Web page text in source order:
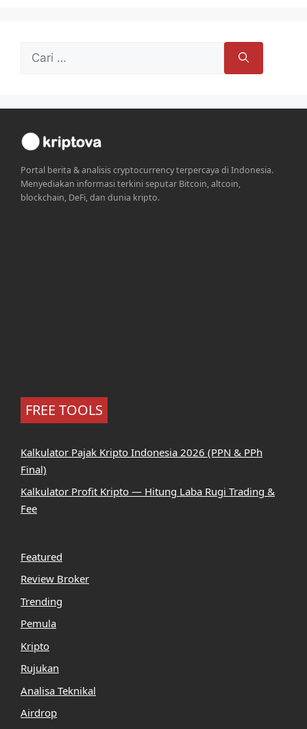
untuk:
Portal berita & analisis cryptocurrency terpercaya di Indonesia.
Menyediakan informasi terkini seputar Bitcoin, altcoin,
blockchain, DeFi, dan dunia kripto.
FREE TOOLS
Kalkulator Pajak Kripto Indonesia 2026 (PPN & PPh
Final)
Kalkulator Profit Kripto — Hitung Laba Rugi Trading &
Fee
Featured
Review Broker
Trending
Pemula
Kripto
Rujukan
Analisa Teknikal
Airdrop